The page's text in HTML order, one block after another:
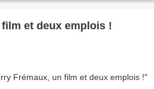
et deux emplois !